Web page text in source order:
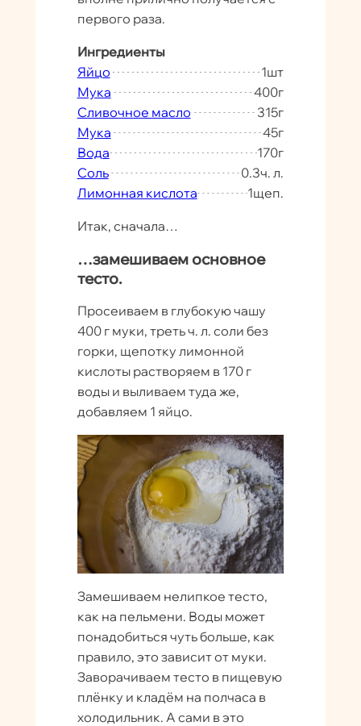
первого раза.
Ингредиенты
Яйцо
1шт
Мука
400г
Сливочное масло
315г
Мука
45г
Вода
170г
Соль
0.3ч. л.
Лимонная кислота
1щеп.
Итак, сначала…
…замешиваем основное
тесто.
Просеиваем в глубокую чашу
400 г муки, треть ч. л. соли без
горки, щепотку лимонной
кислоты растворяем в 170 г
воды и выливаем туда же,
добавляем 1 яйцо.
Замешиваем нелипкое тесто,
как на пельмени. Воды может
понадобиться чуть больше, как
правило, это зависит от муки.
Заворачиваем тесто в пищевую
плёнку и кладём на полчаса в
холодильник. А сами в это